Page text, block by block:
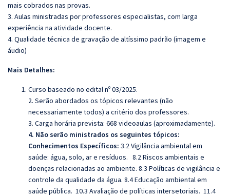
mais cobrados nas provas.
3. Aulas ministradas por professores especialistas, com larga
experiência na atividade docente.
4. Qualidade técnica de gravação de altíssimo padrão (imagem e
áudio)
Mais Detalhes:
Curso baseado no edital nº 03/2025.
2. Serão abordados os tópicos relevantes (não
necessariamente todos) a critério dos professores.
3. Carga horária prevista: 668 videoaulas (aproximadamente).
4. Não serão ministrados os seguintes tópicos:
Conhecimentos Específicos: 3.2 Vigilância ambiental em
saúde: água, solo, ar e resíduos. 8.2 Riscos ambientais e
doenças relacionadas ao ambiente. 8.3 Políticas de vigilância e
controle da qualidade da água. 8.4 Educação ambiental em
saúde pública. 10.3 Avaliação de políticas intersetoriais. 11.4